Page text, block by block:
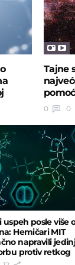
Tajne
0 0
uspeh posle više
Hemičari MIT
napravili
protiv retkog